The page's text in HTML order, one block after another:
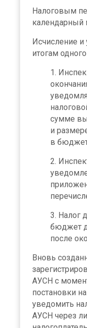
Налоговым
календарный
Исчисление и
итогам
сумме
и
в
Налог
бюджет
после
Вновь
АУСН с
постановки
уведомить
АУСН через